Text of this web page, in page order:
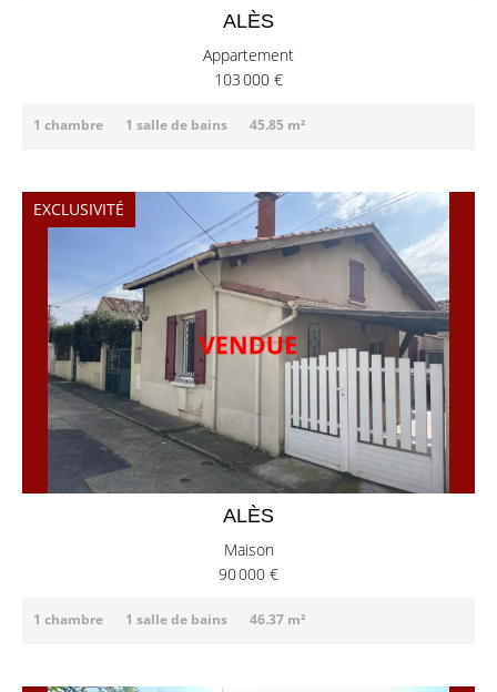
ALÈS
Appartement
103 000 €
1 chambre 1 salle de bains 45.85 m²
ALÈS
Maison
90 000 €
1 chambre 1 salle de bains 46.37 m²
EXCLUSIVITÉ